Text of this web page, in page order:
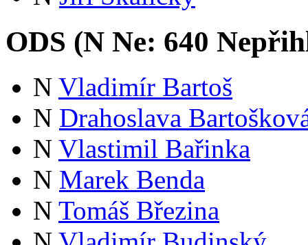
ODS (N Ne: 640
N Vladimír Bartoš
N Drahoslava
N Vlastimil Bařinka
N Marek Benda
N Tomáš Březina